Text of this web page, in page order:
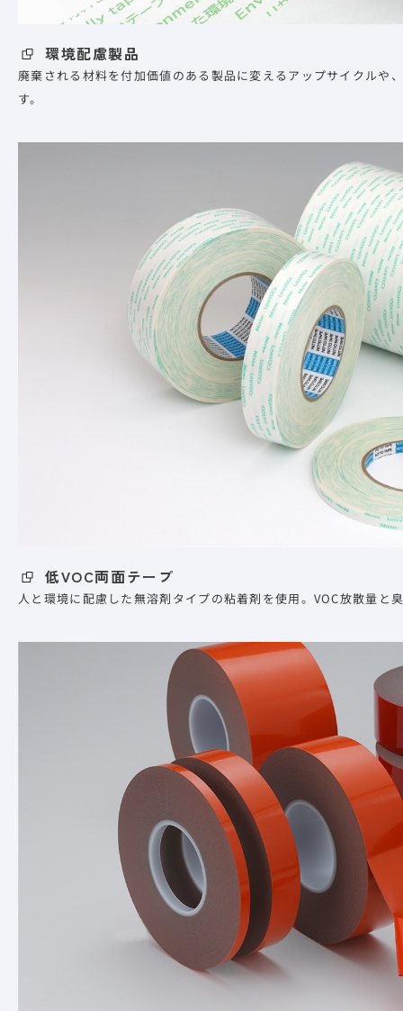
環境配慮製品
廃棄される材料を付加価値のある製品に変えるアップサイクルや
す。
低VOC両面テープ
人と環境に配慮した無溶剤タイプの粘着剤を使用。VOC放散量と